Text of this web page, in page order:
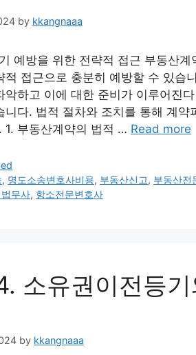
by kkangnaaa
예방을 위한 전략적 접근 부동산
적 접근으로 충분히 예방할 수 있습
악하고 이에 대한 준비가 이루어진
니다. 법적 절차와 조치를 통해 계
1. 부동산계약의 법적 … Read more
, 명도소송변호사비용, 부동산신고, 부동산전
무사, 항소전문변호사
소유권이전등
by kkangnaaa